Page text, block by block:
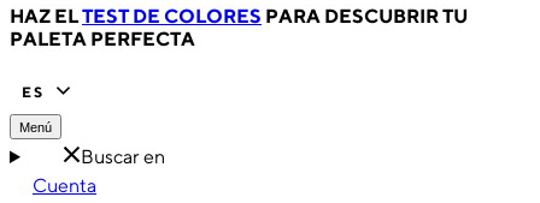
HAZ ELTEST DE COLORES PARA DESCUBRIR TU
PALETA PERFECTA
ES
Menú
Buscar en
Cuenta